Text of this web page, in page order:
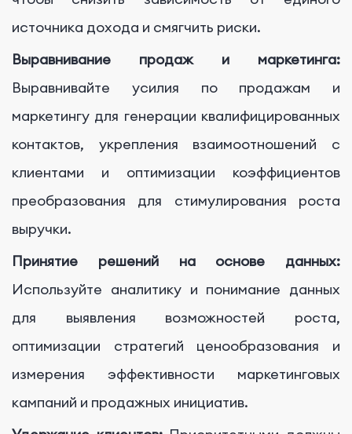
источника дохода и смягчить риски.
Выравнивание продаж и маркетинга:
Выравнивайте усилия по продажам и
маркетингу для генерации квалифицированных
контактов, укрепления взаимоотношений с
клиентами и оптимизации коэффициентов
преобразования для стимулирования роста
выручки.
Принятие решений на основе данных:
Используйте аналитику и понимание данных
для выявления возможностей роста,
оптимизации стратегий ценообразования и
измерения эффективности маркетинговых
кампаний и продажных инициатив.